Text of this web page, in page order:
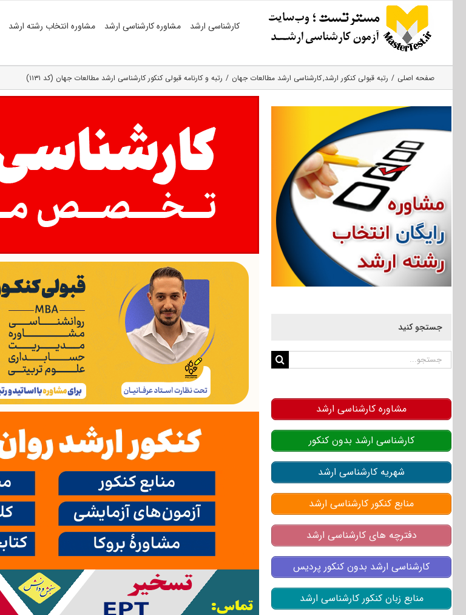
کارشناسی ارشد مشاوره کارشناسی ارشد مشاوره انتخاب رشته ارشد
صفحه اصلی رتبه قبولی کنکور ارشد کارشناسی ارشد مطالعات جهان رتبه و کارنامه قبولی کنکور کارشناسی ارشد مطالعات جهان (کد ۱۱۳۱)
جستجو کنید
جستجو
مشاوره کارشناسی ارشد
کارشناسی ارشد بدون کنکور
شهریه کارشناسی ارشد
منابع کنکور کارشناسی ارشد
دفترچه های کارشناسی ارشد
کارشناسی ارشد بدون کنکور پردیس
منابع زبان کنکور کارشناسی ارشد